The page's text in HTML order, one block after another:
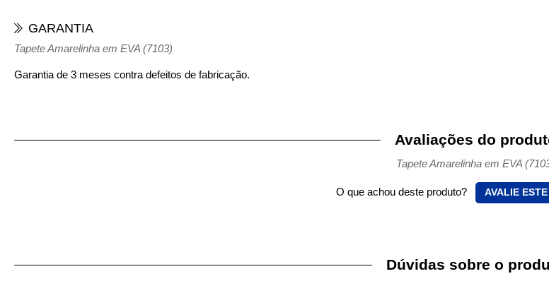
GARANTIA
Tapete Amarelinha em EVA (7103)
Garantia de 3 meses contra defeitos de fabricação.
Avaliações do
Tapete Amarelinha em EVA
O que achou deste produto? AVALIE
Dúvidas sobre o